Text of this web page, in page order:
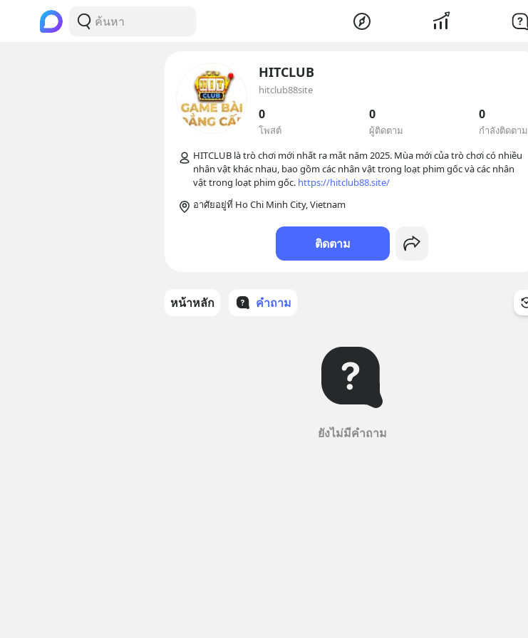
HITCLUB
hitclub88site
0
โพสต์
0
ผู้ติดตาม
0
กำลังติดตาม
HITCLUB là trò chơi mới nhất ra mắt năm 2025. Mùa mới của trò chơi có nhiều
nhân vật khác nhau, bao gồm các nhân vật trong loạt phim gốc và các nhân
vật trong loạt phim gốc. https://hitclub88.site/
อาศัยอยู่ที่ Ho Chi Minh City, Vietnam
ติดตาม
หน้าหลัก คำถาม
ยังไม่มีคำถาม